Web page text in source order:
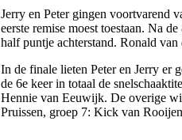
Jerry en Peter gingen voortvarend
eerste remise moest toestaan. Na
half puntje achterstand. Ronald
In de finale lieten Peter en Jerry er
de 6e keer in totaal de
Hennie van Eeuwijk. De overige
Pruissen, groep 7: Kick van